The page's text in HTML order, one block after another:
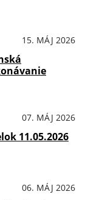
15. MÁJ 2026
07. MÁJ 2026
11.05.2026
06. MÁJ 2026